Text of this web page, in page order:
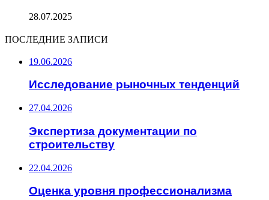
28.07.2025
ПОСЛЕДНИЕ ЗАПИСИ
19.06.2026
Исследование рыночных тенденций
27.04.2026
Экспертиза документации по
строительству
22.04.2026
Оценка уровня профессионализма